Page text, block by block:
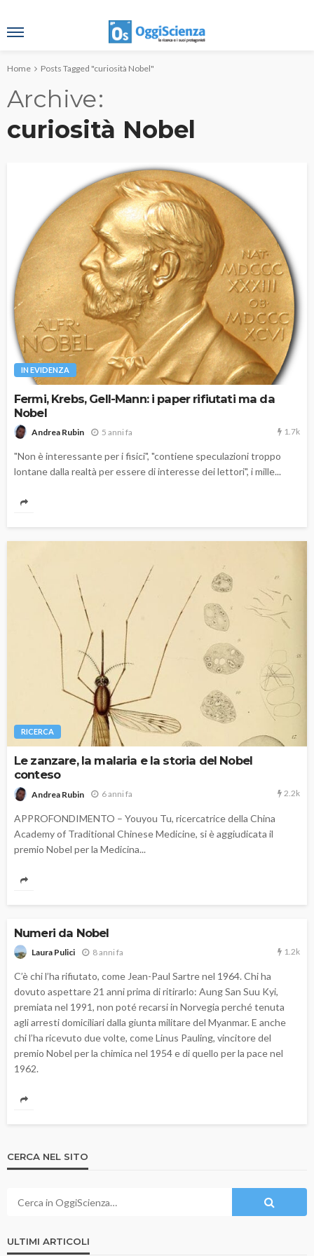
Home Posts Tagged "curiosità Nobel"
Archive
curiosità Nobel
IN EVIDENZA
Fermi, Krebs, Gell-Mann: i paper rifiutati ma da
Nobel
Andrea Rubin 5 anni fa 1.7k
"Non è interessante per i fisici", "contiene speculazioni troppo
lontane dalla realtà per essere di interesse dei lettori", i mille...
RICERCA
Le zanzare, la malaria e la storia del Nobel
conteso
Andrea Rubin 6 anni fa 2.2k
APPROFONDIMENTO – Youyou Tu, ricercatrice della China
Academy of Traditional Chinese Medicine, si è aggiudicata il
premio Nobel per la Medicina...
Numeri da Nobel
Laura Pulici 8 anni fa 1.2k
C’è chi l’ha rifiutato, come Jean-Paul Sartre nel 1964. Chi ha
dovuto aspettare 21 anni prima di ritirarlo: Aung San Suu Kyi,
premiata nel 1991, non poté recarsi in Norvegia perché tenuta
agli arresti domiciliari dalla giunta militare del Myanmar. E anche
chi l’ha ricevuto due volte, come Linus Pauling, vincitore del
premio Nobel per la chimica nel 1954 e di quello per la pace nel
1962.
CERCA NEL SITO
ULTIMI ARTICOLI